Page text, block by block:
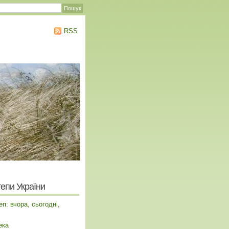
RSS
України
вчора, сьогодні,